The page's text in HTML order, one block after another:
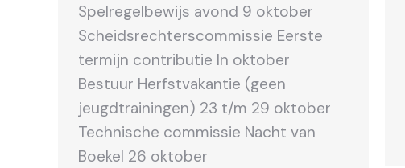
Spelregelbewijs avond 9 oktober
Scheidsrechterscommissie Eerste
termijn contributie In oktober
Bestuur Herfstvakantie (geen
jeugdtrainingen) 23 t/m 29 oktober
Technische commissie Nacht van
Boekel 26 oktober